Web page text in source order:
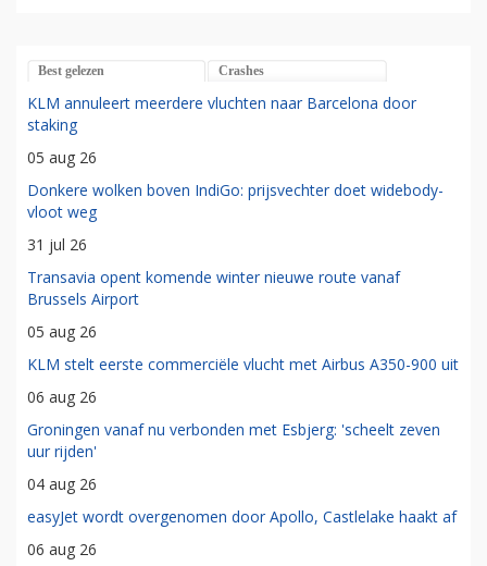
Best gelezen Crashes
KLM annuleert meerdere vluchten naar Barcelona door
staking
05 aug 26
Donkere wolken boven IndiGo: prijsvechter doet widebody-
vloot weg
31 jul 26
Transavia opent komende winter nieuwe route vanaf
Brussels Airport
05 aug 26
KLM stelt eerste commerciële vlucht met Airbus A350-900 uit
06 aug 26
Groningen vanaf nu verbonden met Esbjerg: 'scheelt zeven
uur rijden'
04 aug 26
easyJet wordt overgenomen door Apollo, Castlelake haakt af
06 aug 26